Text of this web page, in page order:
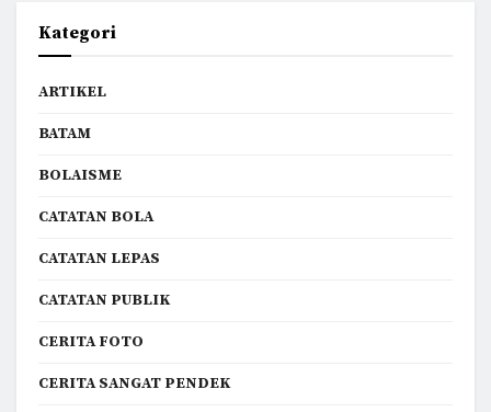
Kategori
ARTIKEL
BATAM
BOLAISME
CATATAN BOLA
CATATAN LEPAS
CATATAN PUBLIK
CERITA FOTO
CERITA SANGAT PENDEK